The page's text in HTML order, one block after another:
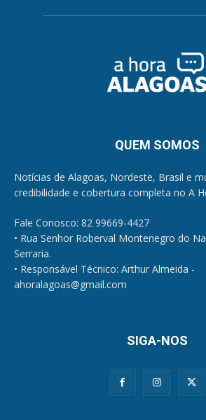
QUEM SOMOS
Notícias de Alagoas, Nordeste, Brasil e
credibilidade e cobertura completa no A
Fale Conosco: 82 99669-4427
• Rua Senhor Roberval Montenegro do
Serraria.
• Responsável Técnico: Arthur Almeida -
ahoralagoas@gmail.com
SIGA-NOS